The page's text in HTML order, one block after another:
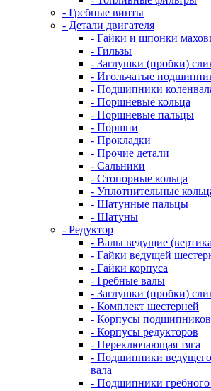
- Гребные винты
- Детали двигателя
- Гайки и шпонки
- Гильзы
- Заглушки (пробки)
- Игольчатые
- Подшипники
- Поршневые кольца
- Поршневые пальцы
- Поршни
- Прокладки
- Прочие детали
- Сальники
- Стопорные кольца
- Уплотнительные
- Шатунные пальцы
- Шатуны
- Редуктор
- Валы ведущие
- Гайки ведущей
- Гайки корпуса
- Гребные валы
- Заглушки (пробки)
- Комплект шестерней
- Корпусы подшипников
- Корпусы редукторов
- Переключающая тяга
- Подшипники ведущего
вала
- Подшипники гребного